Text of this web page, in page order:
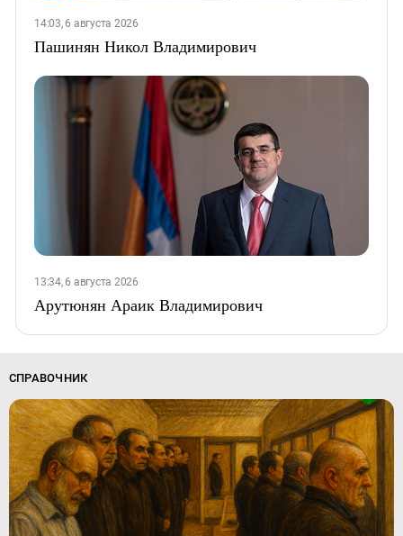
14:03, 6 августа 2026
Пашинян Никол Владимирович
13:34, 6 августа 2026
Арутюнян Араик Владимирович
СПРАВОЧНИК